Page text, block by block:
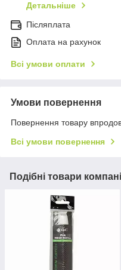
Детальніше
Післяплата
Оплата на рахунок
Всі умови оплати
Умови повернення
Повернення товару
Всі умови повернення
Подібні товари